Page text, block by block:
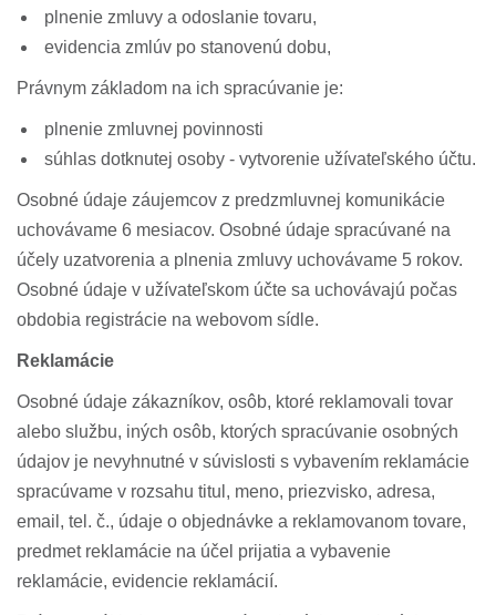
plnenie zmluvy a odoslanie tovaru,
evidencia zmlúv po stanovenú dobu,
Právnym základom na ich spracúvanie je:
plnenie zmluvnej povinnosti
súhlas dotknutej osoby - vytvorenie užívateľského účtu.
Osobné údaje záujemcov z predzmluvnej komunikácie
uchovávame 6 mesiacov. Osobné údaje spracúvané na
účely uzatvorenia a plnenia zmluvy uchovávame 5 rokov.
Osobné údaje v užívateľskom účte sa uchovávajú počas
obdobia registrácie na webovom sídle.
Reklamácie
Osobné údaje zákazníkov, osôb, ktoré reklamovali tovar
alebo službu, iných osôb, ktorých spracúvanie osobných
údajov je nevyhnutné v súvislosti s vybavením reklamácie
spracúvame v rozsahu titul, meno, priezvisko, adresa,
email, tel. č., údaje o objednávke a reklamovanom tovare,
predmet reklamácie na účel prijatia a vybavenie
reklamácie, evidencie reklamácií.